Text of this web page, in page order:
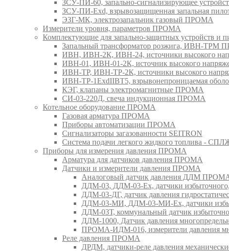
ЗСУ-ПИ-60, запально-сигнализирующее
ЗСУ-ПИ-Exd, взрывозащищенная запальная
ЭЗГ-МК, электрозапальник газовый ПРОМА
Измерители уровня, параметров ПРОМА
Комплектующие для запально-защитных устройств
Запальный трансформатор розжига, ИВН-ТРМ
ИВН, ИВН-2К, ИВН-24, источники высокого
ИВН-01, ИВН-01-2К, источник высокого
ИВН-ТР, ИВН-ТР-2К, источники высокого
ИВН-ТР-1ExdIIBT5, взрывонепроницаемая
КЭГ, клапаны электромагнитные ПРОМА
СИ-03-220Д, свеча индукционная ПРОМА
Котельное оборудование ПРОМА
Газовая арматура ПРОМА
Приборы автоматизации ПРОМА
Сигнализаторы загазованности SEITRON
Система подачи легкого жидкого топлива -
Приборы для измерения давления ПРОМА
Арматура для датчиков давления ПРОМА
Датчики и измерители давления ПРОМА
Аналоговый датчик давления ДДМ
ДДМ-03, ДДМ-03-Ех, датчики
ДДМ-03-ДГ, датчик давления
ДДМ-03-МИ, ДДМ-03-МИ-Ех, датчики
ДДМ-03Т, коммунальный датчик
ДДМ-1000, Датчик давления
ПРОМА-ИДМ-016, измерители давления
Реле давления ПРОМА
ДРДМ, датчики-реле давления